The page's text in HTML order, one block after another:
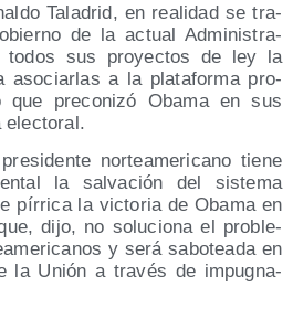
Tala­drid, en reali­dad se tra­
de la actual Admi­nis­tra­
todos sus pro­yec­tos de ley la
aso­ciar­las a la pla­ta­for­ma pro­
que pre­co­ni­zó Oba­ma en sus
electoral.
nor­te­ame­ri­cano tie­ne
la sal­va­ción del sis­te­ma
pírri­ca la vic­to­ria de Oba­ma en
dijo, no solu­cio­na el pro­ble­
y será sabo­tea­da en
la Unión a tra­vés de impug­na­